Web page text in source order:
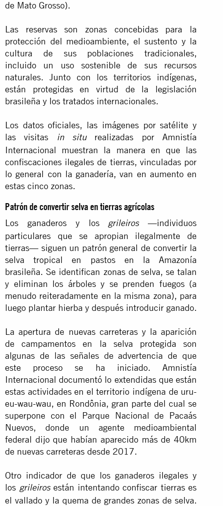
de Mato Grosso).
Las reservas son zonas concebidas para la
protección del medioambiente, el sustento y la
cultura de sus poblaciones tradicionales,
incluido un uso sostenible de sus recursos
naturales. Junto con los territorios indígenas,
están protegidas en virtud de la legislación
brasileña y los tratados internacionales.
Los datos oficiales, las imágenes por satélite y
las visitas
in siturealizadas por Amnistía
Internacional muestran la manera en que las
confiscaciones ilegales de tierras, vinculadas por
lo general con la ganadería, van en aumento en
estas cinco zonas.
Patrón de convertir selva en tierras agrícolas
Los ganaderos y los grileiros—individuos
particulares que se apropian ilegalmente de
tierras— siguen un patrón general de convertir la
selva tropical en pastos en la Amazonía
brasileña. Se identifican zonas de selva, se talan
y eliminan los árboles y se prenden fuegos (a
menudo reiteradamente en la misma zona), para
luego plantar hierba y después introducir ganado.
La apertura de nuevas carreteras y la aparición
de campamentos en la selva protegida son
algunas de las señales de advertencia de que
este proceso se ha iniciado. Amnistía
Internacional documentó lo extendidas que están
estas actividades en el territorio indígena de uru-
eu-wau-wau, en Rondônia, gran parte del cual se
superpone con el Parque Nacional de Pacaás
Nuevos, donde un agente medioambiental
federal dijo que habían aparecido más de 40km
de nuevas carreteras desde 2017.
Otro indicador de que los ganaderos ilegales y
los grileirosestán intentando confiscar tierras es
el vallado y la quema de grandes zonas de selva.